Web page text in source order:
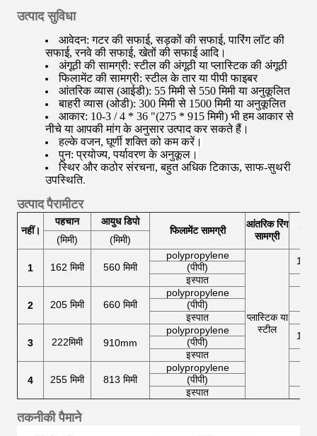
उत्पाद सुविधा
आवेदन: गटर की सफाई, सड़कों की सफाई, पारिंग लॉट की
सफाई, रनवे की सफाई, खेतों की सफाई आदि।
अंगूठी की सामग्री: स्टील की अंगूठी या प्लास्टिक की अंगूठी
फिलामेंट की सामग्री: स्टील के तार या पीपी फाइबर
आंतरिक व्यास (आईडी): 55 मिमी से 550 मिमी या अनुकूलित
बाहरी व्यास (ओडी): 300 मिमी से 1500 मिमी या अनुकूलित
आकार: 10-3 / 4 * 36 "(275 * 915 मिमी) भी हम आकार से
नीचे या आपकी मांग के अनुसार उत्पाद कर सकते हैं।
हल्के वजन, घूर्णी शक्ति को कम करें।
पुन: प्रयोज्य, पर्यावरण के अनुकूल।
स्थिर और कठोर संरचना, बहुत अधिक टिकाऊ, साफ-सुथरी
उपस्थिति.
उत्पाद पैरामीटर
नहीं।
पहचान
आयुध डिपो
फिलामेंट सामग्री
आंतरिक रिंग
सामग्री
(मिमी)
(मिमी)
1 162 मिमी 560 मिमी
polypropylene
प्लास्टिक या
स्टील
1.0-
(पीपी)
इस्पात
2 205 मिमी 660 मिमी
polypropylene
(पीपी)
इस्पात
3 222मिमी 910mm
polypropylene 1.5-
(पीपी)
इस्पात
4 255 मिमी 813 मिमी
polypropylene
(पीपी)
इस्पात
तकनीकी पैमाने